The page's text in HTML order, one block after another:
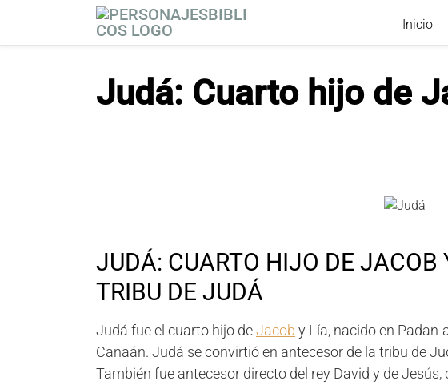
l
Inicio
Judá: Cuarto hijo de
JUDÁ: CUARTO HIJO DE JACOB
TRIBU DE JUDÁ
Judá fue el cuarto hijo deJacob y Lía, nacido en
Canaán. Judá se convirtió en antecesor de la tribu de
También fue antecesor directo del rey David y de